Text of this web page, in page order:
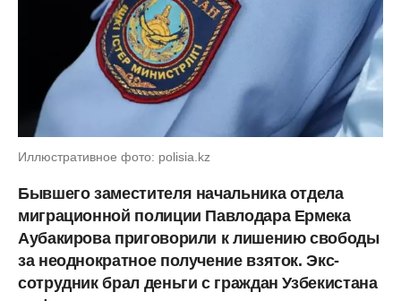
Иллюстративное фото: polisia.kz
Бывшего заместителя начальника отдела
миграционной полиции Павлодара Ермека
Аубакирова приговорили к лишению свободы
за неоднократное получение взяток. Экс-
сотрудник брал деньги с граждан Узбекистана